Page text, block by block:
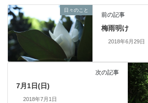
日々のこと
前の記事
梅雨明け
2018年6月29日
次の記事
7月1日(日)
2018年7月1日